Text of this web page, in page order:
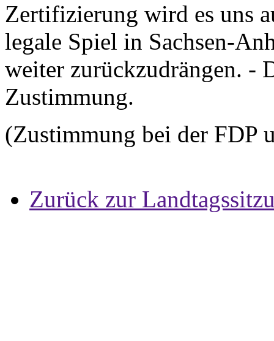
Zertifizierung wird es uns
legale Spiel in Sachsen-
weiter zurückzudrängen. -
Zustimmung.
(Zustimmung bei der FDP
Zurück zur